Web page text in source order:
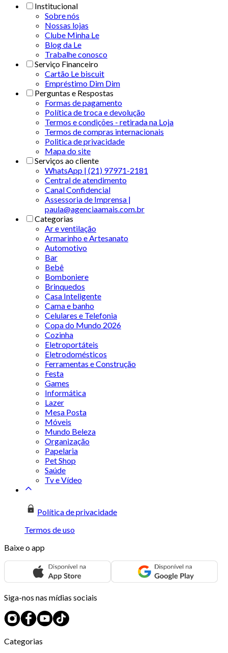
Institucional
Sobre nós
Nossas lojas
Clube Minha Le
Blog da Le
Trabalhe conosco
Serviço Financeiro
Cartão Le biscuit
Empréstimo Dim Dim
Perguntas e Respostas
Formas de pagamento
Política de troca e devolução
Termos e condições - retirada na Loja
Termos de compras internacionais
Politica de privacidade
Mapa do site
Serviços ao cliente
WhatsApp | (21) 97971-2181
Central de atendimento
Canal Confidencial
Assessoria de Imprensa |
paula@agenciaamais.com.br
Categorias
Ar e ventilação
Armarinho e Artesanato
Automotivo
Bar
Bebê
Bomboniere
Brinquedos
Casa Inteligente
Cama e banho
Celulares e Telefonia
Copa do Mundo 2026
Cozinha
Eletroportáteis
Eletrodomésticos
Ferramentas e Construção
Festa
Games
Informática
Lazer
Mesa Posta
Móveis
Mundo Beleza
Organização
Papelaria
Pet Shop
Saúde
Tv e Vídeo
Política de privacidade
Termos de uso
Baixe o app
Siga-nos nas mídias sociais
Categorias